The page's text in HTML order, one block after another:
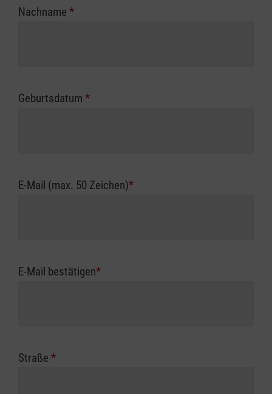
Nachname *
Geburtsdatum *
E-Mail (max. 50 Zeichen)*
E-Mail bestätigen*
Straße *